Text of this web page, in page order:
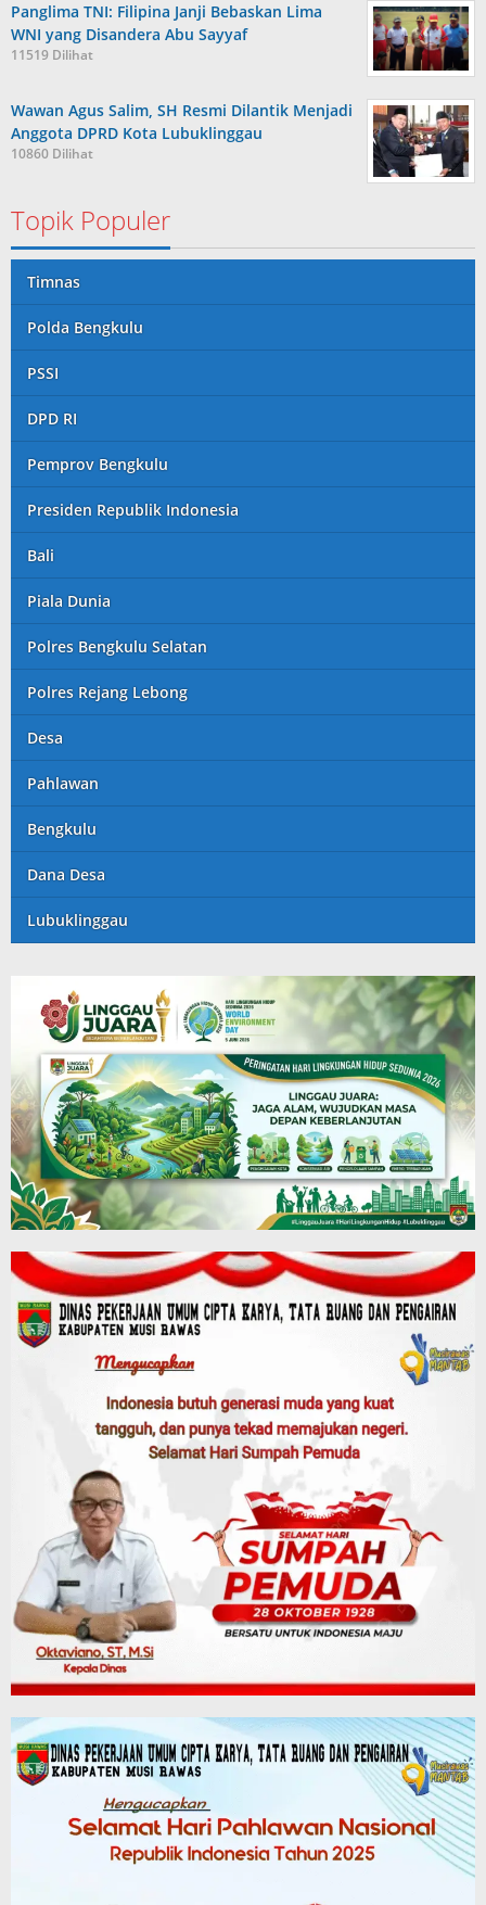
Panglima TNI: Filipina Janji Bebaskan Lima
WNI yang Disandera Abu Sayyaf
11519 Dilihat
Wawan Agus Salim, SH Resmi Dilantik Menjadi
Anggota DPRD Kota Lubuklinggau
10860 Dilihat
Topik Populer
Timnas
Polda Bengkulu
PSSI
DPD RI
Pemprov Bengkulu
Presiden Republik Indonesia
Bali
Piala Dunia
Polres Bengkulu Selatan
Polres Rejang Lebong
Desa
Pahlawan
Bengkulu
Dana Desa
Lubuklinggau